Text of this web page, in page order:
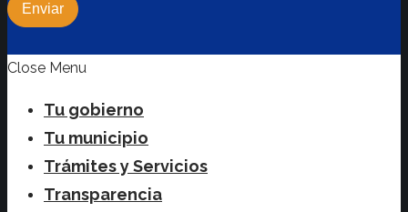
Enviar
Close Menu
Tu gobierno
Tu municipio
Trámites y Servicios
Transparencia